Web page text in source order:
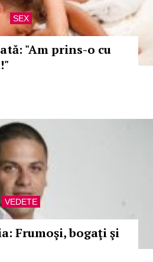
SEX
"Am prins-o cu
VEDETE
Frumoşi, bogaţi şi